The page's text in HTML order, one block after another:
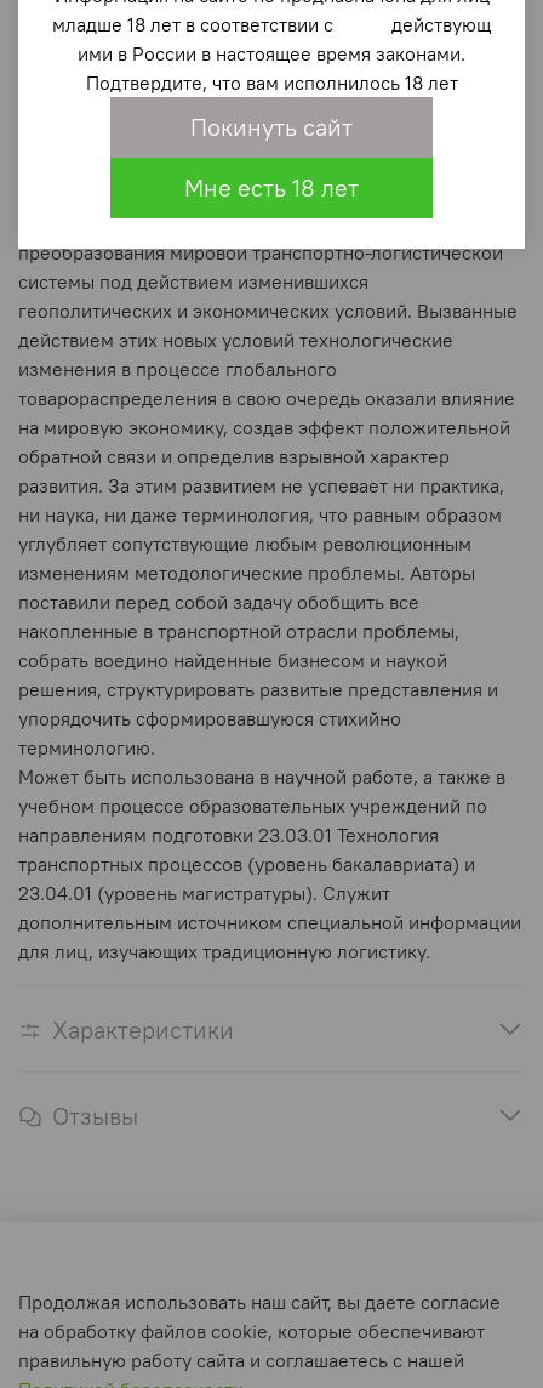
Монография посвящена изучению проходящего на
наших глазах процесса лавинообразного
преобразования мировой транспортно-логистической
системы под действием изменившихся
геополитических и экономических условий. Вызванные
действием этих новых условий технологические
изменения в процессе глобального
товарораспределения в свою очередь оказали влияние
на мировую экономику, создав эффект положительной
обратной связи и определив взрывной характер
развития. За этим развитием не успевает ни практика,
ни наука, ни даже терминология, что равным образом
углубляет сопутствующие любым революционным
изменениям методологические проблемы. Авторы
поставили перед собой задачу обобщить все
накопленные в транспортной отрасли проблемы,
собрать воедино найденные бизнесом и наукой
решения, структурировать развитые представления и
упорядочить сформировавшуюся стихийно
терминологию.
Может быть использована в научной работе, а также в
учебном процессе образовательных учреждений по
направлениям подготовки 23.03.01 Технология
транспортных процессов (уровень бакалавриата) и
23.04.01 (уровень магистратуры). Служит
дополнительным источником специальной информации
для лиц, изучающих традиционную логистику.
Характеристики
Отзывы
Пользовательское соглашение
Условия обмена и возврата
Продолжая использовать наш сайт, вы даете согласие
на обработку файлов cookie, которые обеспечивают
правильную работу сайта и соглашаетесь с нашей
младше 18 лет в соответствии с действующ
ими в России в настоящее время законами.
Подтвердите, что вам исполнилось 18 лет
Покинуть сайт
Мне есть 18 лет